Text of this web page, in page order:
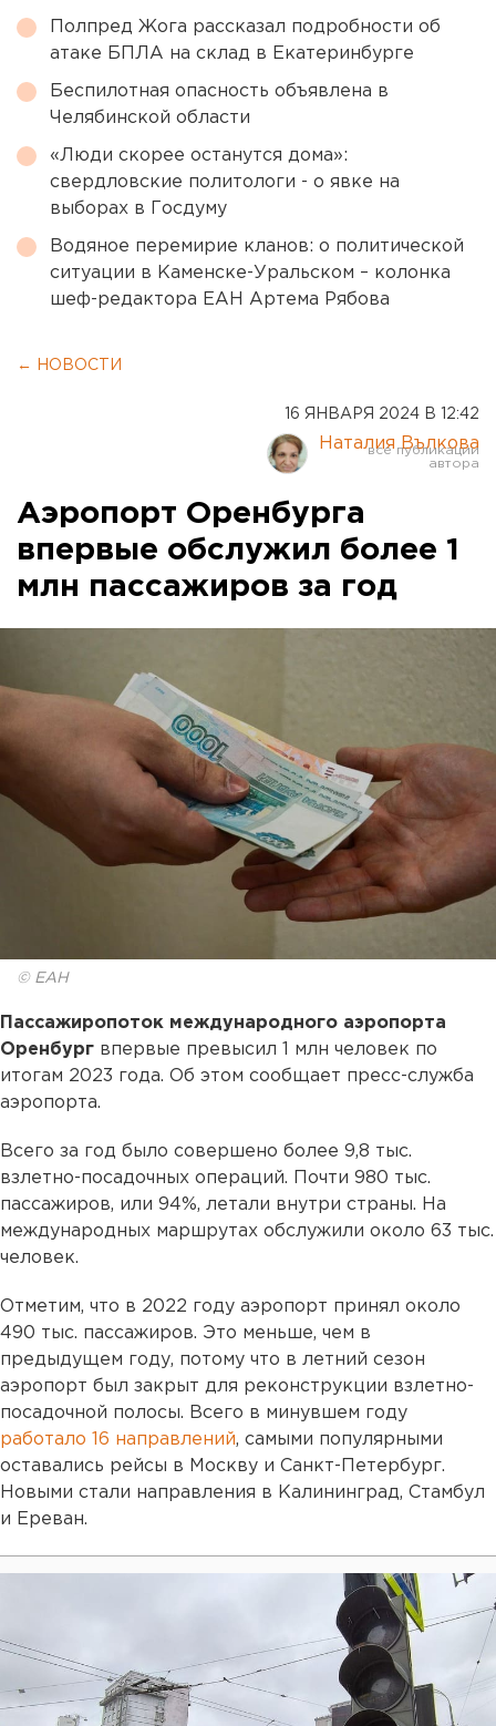
Полпред Жога рассказал подробности об
атаке БПЛА на склад в Екатеринбурге
Беспилотная опасность объявлена в
Челябинской области
«Люди скорее останутся дома»:
свердловские политологи - о явке на
выборах в Госдуму
Водяное перемирие кланов: о политической
ситуации в Каменске-Уральском – колонка
шеф-редактора ЕАН Артема Рябова
← НОВОСТИ
16 ЯНВАРЯ 2024 В 12:42
Наталия Вълкова
Аэропорт Оренбурга
впервые обслужил более 1
млн пассажиров за год
© ЕАН
Пассажиропоток международного аэропорта
Оренбург впервые превысил 1 млн человек по
итогам 2023 года. Об этом сообщает пресс-служба
аэропорта.
Всего за год было совершено более 9,8 тыс.
взлетно-посадочных операций. Почти 980 тыс.
пассажиров, или 94%, летали внутри страны. На
международных маршрутах обслужили около 63 тыс.
человек.
Отметим, что в 2022 году аэропорт принял около
490 тыс. пассажиров. Это меньше, чем в
предыдущем году, потому что в летний сезон
аэропорт был закрыт для реконструкции взлетно-
посадочной полосы. Всего в минувшем году
работало 16 направлений, самыми популярными
оставались рейсы в Москву и Санкт-Петербург.
Новыми стали направления в Калининград, Стамбул
и Ереван.